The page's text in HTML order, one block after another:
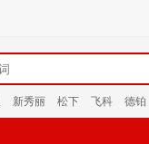
新秀丽 松下 飞科 德铂